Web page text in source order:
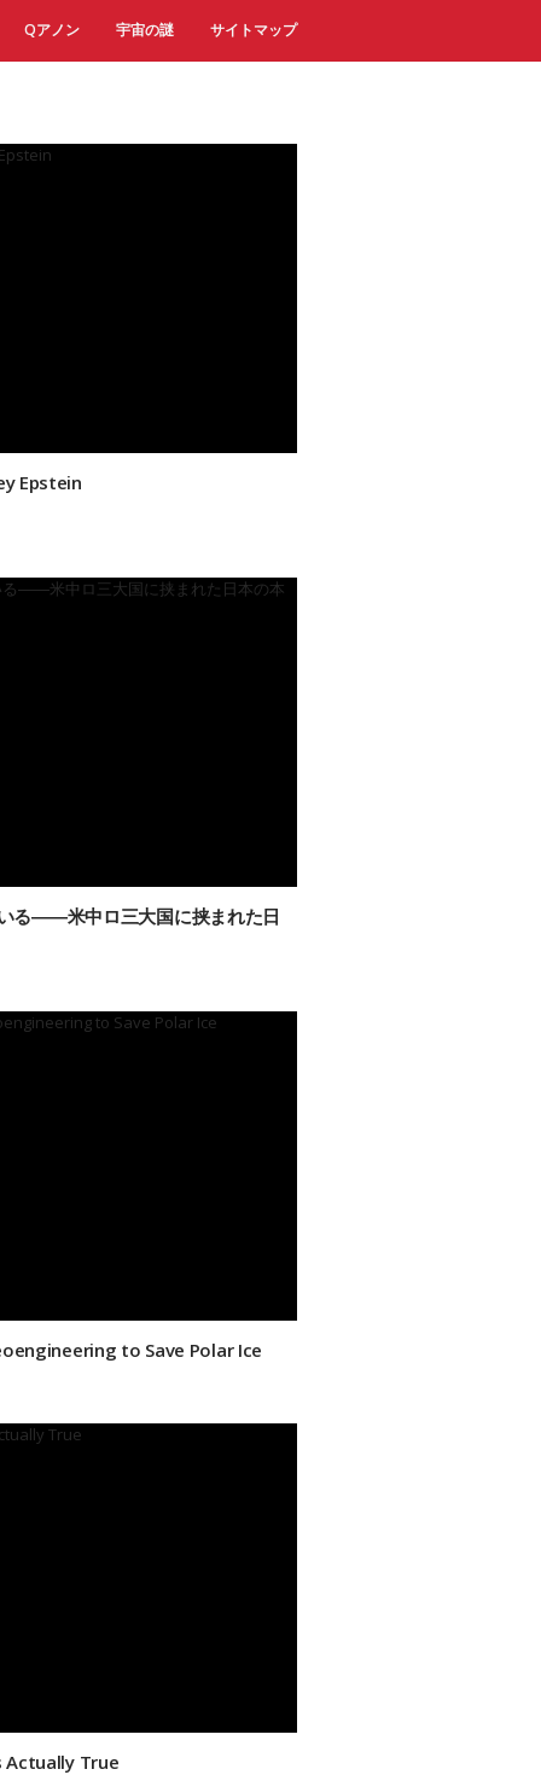
Qアノン 宇宙の謎 サイトマップ
Epstein
る――米中ロ三大国に挟まれた日
to Save Polar Ice
Actually True